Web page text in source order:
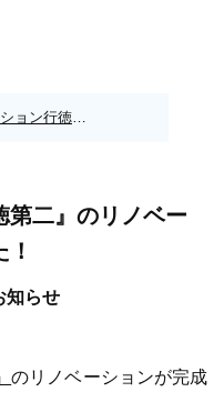
『レクセルマンション行徳第二』のリノベーションが完成いたしました！
第二』のリノベー
知らせ
のリノベーションが完成